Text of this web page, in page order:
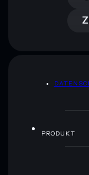
PRODUKT